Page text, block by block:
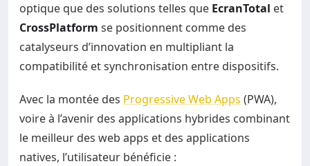
optique que des solutions telles que EcranTotal et
CrossPlatform se positionnent comme des
catalyseurs d’innovation en multipliant la
compatibilité et synchronisation entre dispositifs.
Avec la montée des Progressive Web Apps (PWA),
voire à l’avenir des applications hybrides combinant
le meilleur des web apps et des applications
natives, l’utilisateur bénéficie :